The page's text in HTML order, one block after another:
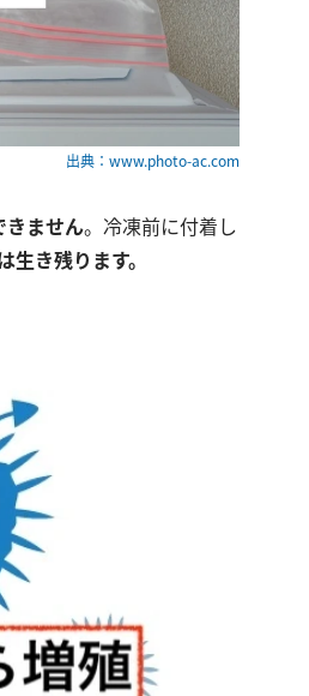
出典：www.photo-ac.com
きません。冷凍前に付着し
生き残ります。